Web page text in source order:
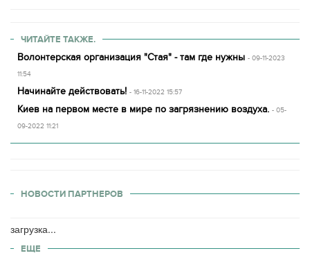
ЧИТАЙТЕ ТАКЖЕ.
Волонтерская организация "Стая" - там где нужны - 09-11-2023
11:54
Начинайте действовать! - 16-11-2022 15:57
Киев на первом месте в мире по загрязнению воздуха. - 05-
09-2022 11:21
НОВОСТИ ПАРТНЕРОВ
загрузка...
ЕЩЕ